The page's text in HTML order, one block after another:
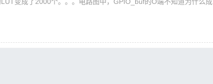
变成了2000个。。。电路图中，GPIO_buf的O端不知道为什么成